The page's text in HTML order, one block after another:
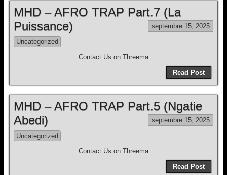
MHD – AFRO TRAP Part.7 (La
Puissance)
septembre 15, 2025
Uncategorized
Contact Us on Threema
Read Post
MHD – AFRO TRAP Part.5 (Ngatie
Abedi)
septembre 15, 2025
Uncategorized
Contact Us on Threema
Read Post